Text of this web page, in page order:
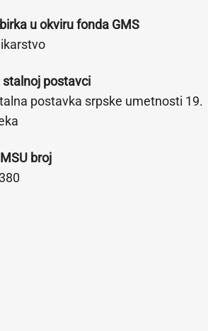
u okviru fonda GMS
stalnoj postavci
postavka srpske umetnosti 19.
broj